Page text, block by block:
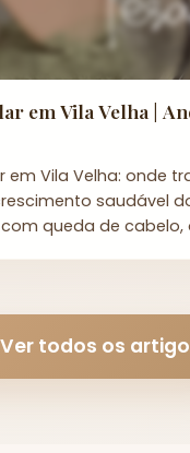
em Vila Velha |
em Vila Velha: onde
saudável
queda de cabelo,
Ver todos os